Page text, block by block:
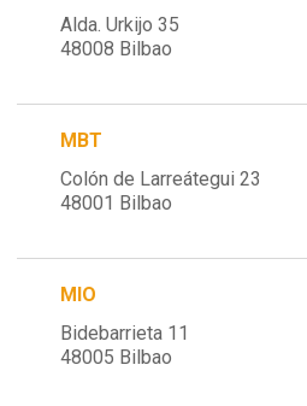
Alda. Urkijo 35
48008 Bilbao
MBT
Colón de Larreátegui 23
48001 Bilbao
MIO
Bidebarrieta 11
48005 Bilbao